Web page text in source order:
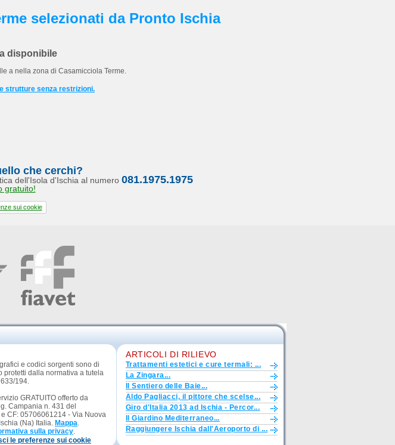
selezionati da Pronto Ischia
disponibile
a nella zona di Casamicciola Terme.
strutture senza restrizioni.
che cerchi?
dell'Isola d'Ischia al numero 081.1975.1975
gratuito!
sui cookie
e codici sorgenti sono di
protetti dalla normativa a tutela
194.
GRATUITO offerto da
Campania n. 431 del
CF: 05706061214 - Via Nuova
(Na) Italia. Mappa.
sulla privacy.
le preferenze sui cookie
ARTICOLI DI RILIEVO
Trattamenti estetici e cure termali: ...
La Zingara...
Il Sentiero delle Baie...
Aldo Pagliacci, il pittore che scelse...
Giro d'Italia 2013 ad Ischia - Percor...
Il Giardino Mediterraneo...
Raggiungere Ischia dall'Aeroporto di ...